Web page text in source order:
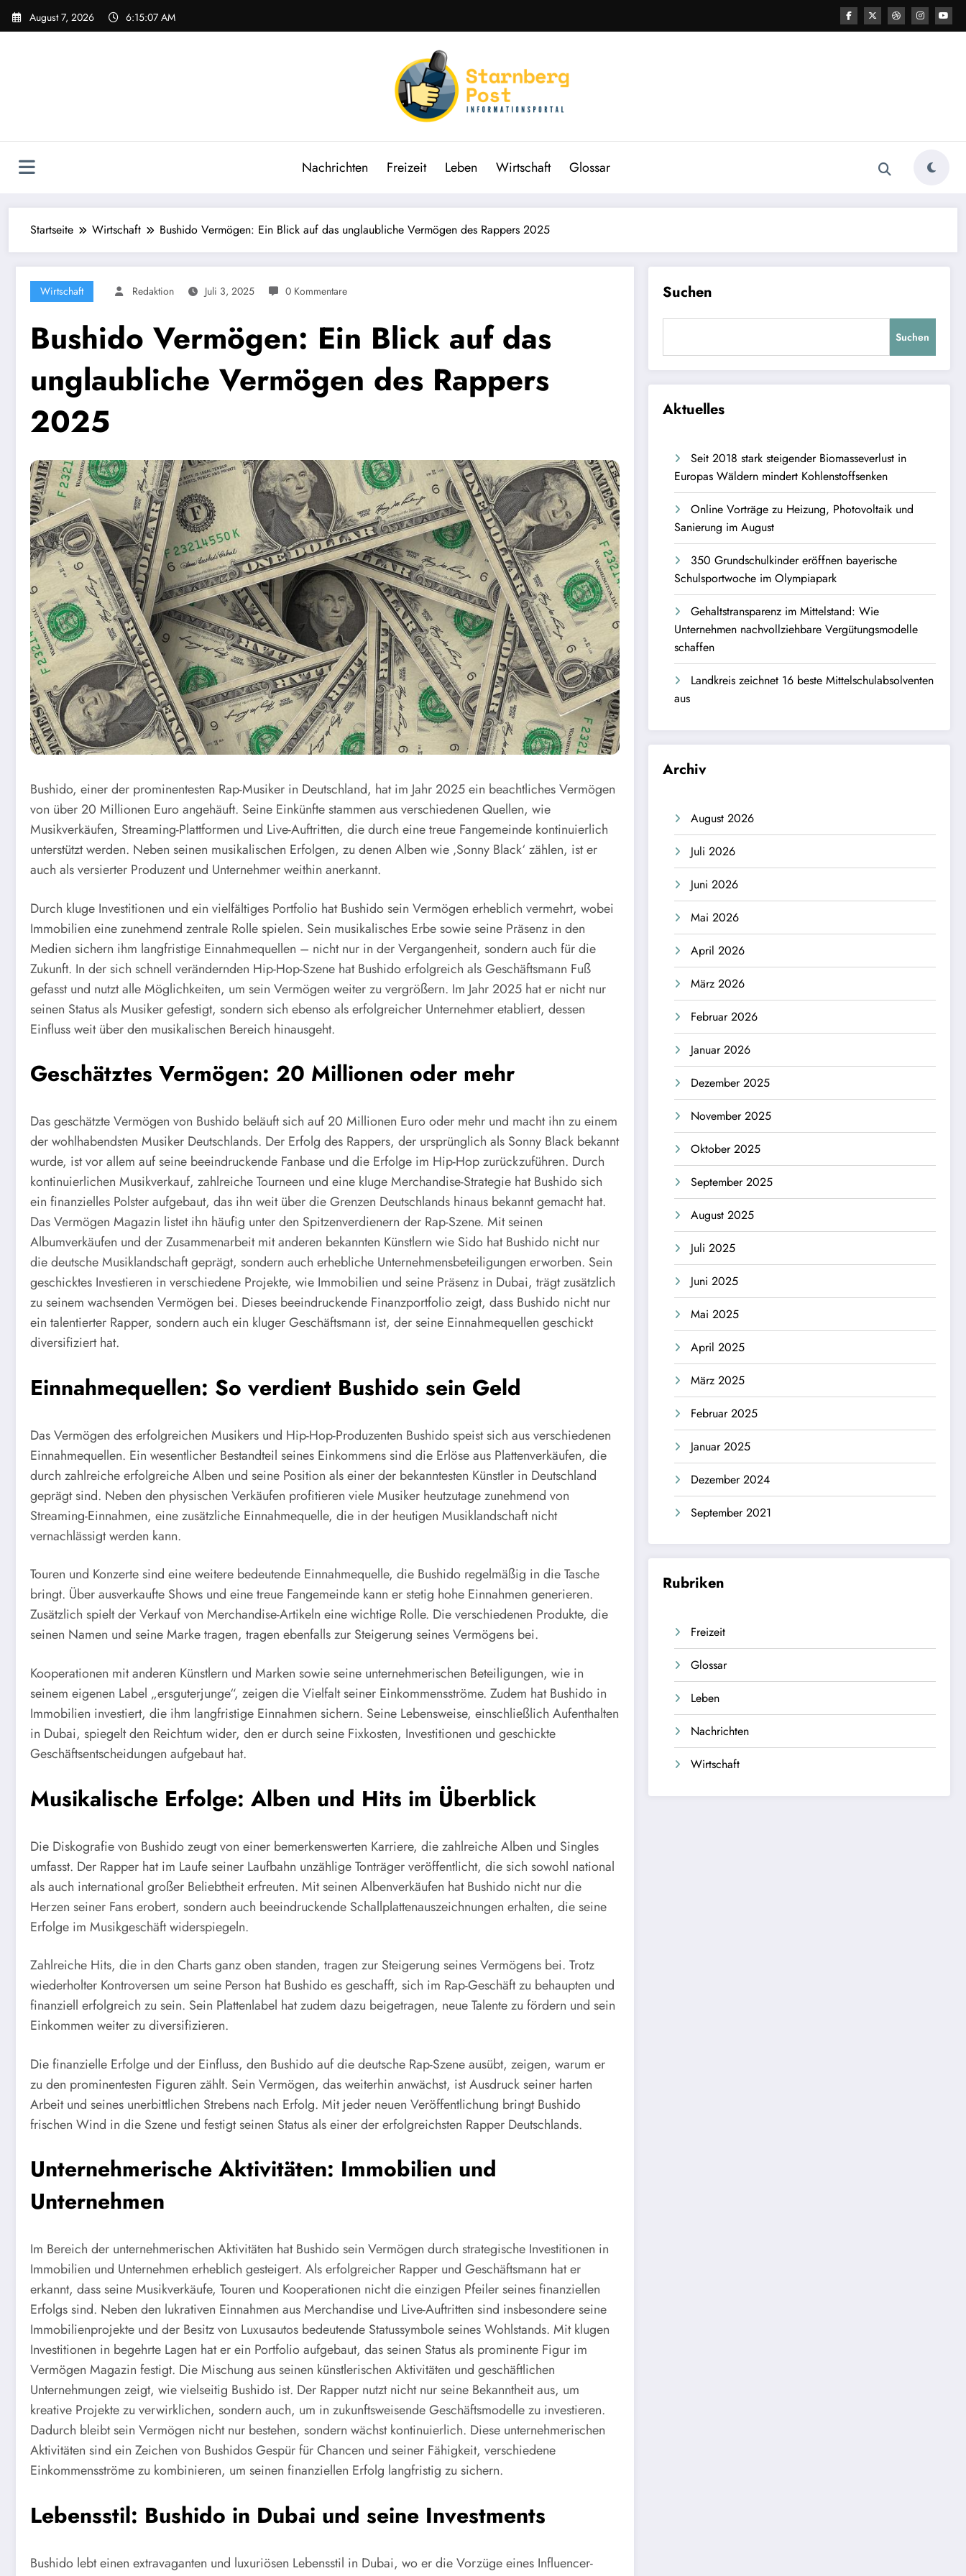
Zum
Inhalt
August 7, 2026 6:15:08 AM
Nachrichten Freizeit Leben Wirtschaft Glossar
Startseite Wirtschaft Bushido Vermögen: Ein Blick auf das unglaubliche Vermögen des Rappers 2025
Wirtschaft Redaktion Juli 3, 2025 0 Kommentare
Bushido Vermögen: Ein Blick auf das
unglaubliche Vermögen des Rappers
2025
Bushido, einer der prominentesten Rap-Musiker in Deutschland, hat im Jahr 2025 ein beachtliches Vermögen
von über 20 Millionen Euro angehäuft. Seine Einkünfte stammen aus verschiedenen Quellen, wie
Musikverkäufen, Streaming-Plattformen und Live-Auftritten, die durch eine treue Fangemeinde kontinuierlich
unterstützt werden. Neben seinen musikalischen Erfolgen, zu denen Alben wie ‚Sonny Black‘ zählen, ist er
auch als versierter Produzent und Unternehmer weithin anerkannt.
Durch kluge Investitionen und ein vielfältiges Portfolio hat Bushido sein Vermögen erheblich vermehrt, wobei
Immobilien eine zunehmend zentrale Rolle spielen. Sein musikalisches Erbe sowie seine Präsenz in den
Medien sichern ihm langfristige Einnahmequellen – nicht nur in der Vergangenheit, sondern auch für die
Zukunft. In der sich schnell verändernden Hip-Hop-Szene hat Bushido erfolgreich als Geschäftsmann Fuß
gefasst und nutzt alle Möglichkeiten, um sein Vermögen weiter zu vergrößern. Im Jahr 2025 hat er nicht nur
seinen Status als Musiker gefestigt, sondern sich ebenso als erfolgreicher Unternehmer etabliert, dessen
Einfluss weit über den musikalischen Bereich hinausgeht.
Geschätztes Vermögen: 20 Millionen oder mehr
Das geschätzte Vermögen von Bushido beläuft sich auf 20 Millionen Euro oder mehr und macht ihn zu einem
der wohlhabendsten Musiker Deutschlands. Der Erfolg des Rappers, der ursprünglich als Sonny Black bekannt
wurde, ist vor allem auf seine beeindruckende Fanbase und die Erfolge im Hip-Hop zurückzuführen. Durch
kontinuierlichen Musikverkauf, zahlreiche Tourneen und eine kluge Merchandise-Strategie hat Bushido sich
ein finanzielles Polster aufgebaut, das ihn weit über die Grenzen Deutschlands hinaus bekannt gemacht hat.
Das Vermögen Magazin listet ihn häufig unter den Spitzenverdienern der Rap-Szene. Mit seinen
Albumverkäufen und der Zusammenarbeit mit anderen bekannten Künstlern wie Sido hat Bushido nicht nur
die deutsche Musiklandschaft geprägt, sondern auch erhebliche Unternehmensbeteiligungen erworben. Sein
geschicktes Investieren in verschiedene Projekte, wie Immobilien und seine Präsenz in Dubai, trägt zusätzlich
zu seinem wachsenden Vermögen bei. Dieses beeindruckende Finanzportfolio zeigt, dass Bushido nicht nur
ein talentierter Rapper, sondern auch ein kluger Geschäftsmann ist, der seine Einnahmequellen geschickt
diversifiziert hat.
Einnahmequellen: So verdient Bushido sein Geld
Das Vermögen des erfolgreichen Musikers und Hip-Hop-Produzenten Bushido speist sich aus verschiedenen
Einnahmequellen. Ein wesentlicher Bestandteil seines Einkommens sind die Erlöse aus Plattenverkäufen, die
durch zahlreiche erfolgreiche Alben und seine Position als einer der bekanntesten Künstler in Deutschland
geprägt sind. Neben den physischen Verkäufen profitieren viele Musiker heutzutage zunehmend von
Streaming-Einnahmen, eine zusätzliche Einnahmequelle, die in der heutigen Musiklandschaft nicht
vernachlässigt werden kann.
Touren und Konzerte sind eine weitere bedeutende Einnahmequelle, die Bushido regelmäßig in die Tasche
bringt. Über ausverkaufte Shows und eine treue Fangemeinde kann er stetig hohe Einnahmen generieren.
Zusätzlich spielt der Verkauf von Merchandise-Artikeln eine wichtige Rolle. Die verschiedenen Produkte, die
seinen Namen und seine Marke tragen, tragen ebenfalls zur Steigerung seines Vermögens bei.
Kooperationen mit anderen Künstlern und Marken sowie seine unternehmerischen Beteiligungen, wie in
seinem eigenen Label „ersguterjunge“, zeigen die Vielfalt seiner Einkommensströme. Zudem hat Bushido in
Immobilien investiert, die ihm langfristige Einnahmen sichern. Seine Lebensweise, einschließlich Aufenthalten
in Dubai, spiegelt den Reichtum wider, den er durch seine Fixkosten, Investitionen und geschickte
Geschäftsentscheidungen aufgebaut hat.
Musikalische Erfolge: Alben und Hits im Überblick
Die Diskografie von Bushido zeugt von einer bemerkenswerten Karriere, die zahlreiche Alben und Singles
umfasst. Der Rapper hat im Laufe seiner Laufbahn unzählige Tonträger veröffentlicht, die sich sowohl national
als auch international großer Beliebtheit erfreuten. Mit seinen Albenverkäufen hat Bushido nicht nur die
Herzen seiner Fans erobert, sondern auch beeindruckende Schallplattenauszeichnungen erhalten, die seine
Erfolge im Musikgeschäft widerspiegeln.
Zahlreiche Hits, die in den Charts ganz oben standen, tragen zur Steigerung seines Vermögens bei. Trotz
wiederholter Kontroversen um seine Person hat Bushido es geschafft, sich im Rap-Geschäft zu behaupten und
finanziell erfolgreich zu sein. Sein Plattenlabel hat zudem dazu beigetragen, neue Talente zu fördern und sein
Einkommen weiter zu diversifizieren.
Die finanzielle Erfolge und der Einfluss, den Bushido auf die deutsche Rap-Szene ausübt, zeigen, warum er
zu den prominentesten Figuren zählt. Sein Vermögen, das weiterhin anwächst, ist Ausdruck seiner harten
Arbeit und seines unerbittlichen Strebens nach Erfolg. Mit jeder neuen Veröffentlichung bringt Bushido
frischen Wind in die Szene und festigt seinen Status als einer der erfolgreichsten Rapper Deutschlands.
Unternehmerische Aktivitäten: Immobilien und
Unternehmen
Im Bereich der unternehmerischen Aktivitäten hat Bushido sein Vermögen durch strategische Investitionen in
Immobilien und Unternehmen erheblich gesteigert. Als erfolgreicher Rapper und Geschäftsmann hat er
erkannt, dass seine Musikverkäufe, Touren und Kooperationen nicht die einzigen Pfeiler seines finanziellen
Erfolgs sind. Neben den lukrativen Einnahmen aus Merchandise und Live-Auftritten sind insbesondere seine
Immobilienprojekte und der Besitz von Luxusautos bedeutende Statussymbole seines Wohlstands. Mit klugen
Investitionen in begehrte Lagen hat er ein Portfolio aufgebaut, das seinen Status als prominente Figur im
Vermögen Magazin festigt. Die Mischung aus seinen künstlerischen Aktivitäten und geschäftlichen
Unternehmungen zeigt, wie vielseitig Bushido ist. Der Rapper nutzt nicht nur seine Bekanntheit aus, um
kreative Projekte zu verwirklichen, sondern auch, um in zukunftsweisende Geschäftsmodelle zu investieren.
Dadurch bleibt sein Vermögen nicht nur bestehen, sondern wächst kontinuierlich. Diese unternehmerischen
Aktivitäten sind ein Zeichen von Bushidos Gespür für Chancen und seiner Fähigkeit, verschiedene
Einkommensströme zu kombinieren, um seinen finanziellen Erfolg langfristig zu sichern.
Lebensstil: Bushido in Dubai und seine Investments
Bushido lebt einen extravaganten und luxuriösen Lebensstil in Dubai, wo er die Vorzüge eines Influencer-
Suchen
Suchen
Aktuelles
Seit 2018 stark steigender Biomasseverlust in
Europas Wäldern mindert Kohlenstoffsenken
Online Vorträge zu Heizung, Photovoltaik und
Sanierung im August
350 Grundschulkinder eröffnen bayerische
Schulsportwoche im Olympiapark
Gehaltstransparenz im Mittelstand: Wie
Unternehmen nachvollziehbare Vergütungsmodelle
schaffen
Landkreis zeichnet 16 beste Mittelschulabsolventen
aus
Archiv
August 2026
Juli 2026
Juni 2026
Mai 2026
April 2026
März 2026
Februar 2026
Januar 2026
Dezember 2025
November 2025
Oktober 2025
September 2025
August 2025
Juli 2025
Juni 2025
Mai 2025
April 2025
März 2025
Februar 2025
Januar 2025
Dezember 2024
September 2021
Rubriken
Freizeit
Glossar
Leben
Nachrichten
Wirtschaft